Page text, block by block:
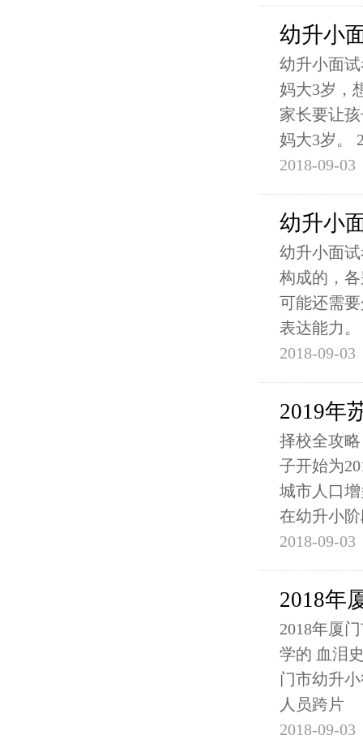
幼升小
幼升小面
妈大3岁，
家长要让
妈大3岁。
2018-09-03
幼升小
幼升小面
构成的，
可能还需
表达能力。
2018-09-03
2019年
择校全攻
子开始为
城市人口
在幼升小
2018-09-03
2018年
2018年厦
学的 血泪
门市幼升
人员跨片
2018-09-03